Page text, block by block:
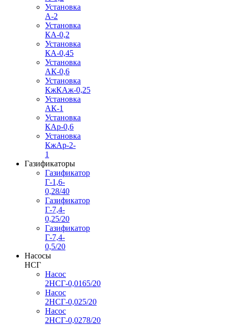
Установка
А-2
Установка
КА-0,2
Установка
КА-0,45
Установка
АК-0,6
Установка
КжКАж-0,25
Установка
АК-1
Установка
КАр-0,6
Установка
КжАр-2-
1
Газификаторы
Газификатор
Г-1,6-
0,28/40
Газификатор
Г-7,4-
0,25/20
Газификатор
Г-7,4-
0,5/20
Насосы
НСГ
Насос
2НСГ-0,0165/20
Насос
2НСГ-0,025/20
Насос
2НСГ-0,0278/20